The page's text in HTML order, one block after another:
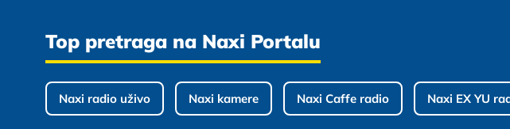
Top pretraga na Naxi Portalu
Naxi radio uživo Naxi kamere Naxi Caffe radio Naxi EX YU